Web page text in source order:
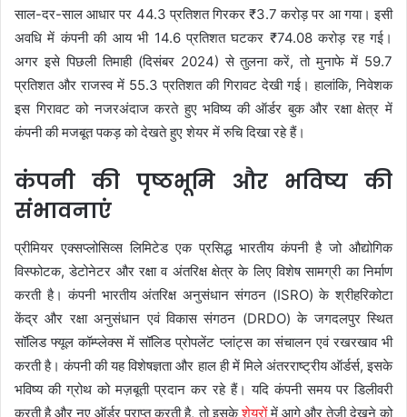
साल-दर-साल आधार पर 44.3 प्रतिशत गिरकर ₹3.7 करोड़ पर आ गया। इसी
अवधि में कंपनी की आय भी 14.6 प्रतिशत घटकर ₹74.08 करोड़ रह गई।
अगर इसे पिछली तिमाही (दिसंबर 2024) से तुलना करें, तो मुनाफे में 59.7
प्रतिशत और राजस्व में 55.3 प्रतिशत की गिरावट देखी गई। हालांकि, निवेशक
इस गिरावट को नजरअंदाज करते हुए भविष्य की ऑर्डर बुक और रक्षा क्षेत्र में
कंपनी की मजबूत पकड़ को देखते हुए शेयर में रुचि दिखा रहे हैं।
कंपनी की पृष्ठभूमि और भविष्य की
संभावनाएं
प्रीमियर एक्सप्लोसिव्स लिमिटेड एक प्रसिद्ध भारतीय कंपनी है जो औद्योगिक
विस्फोटक, डेटोनेटर और रक्षा व अंतरिक्ष क्षेत्र के लिए विशेष सामग्री का निर्माण
करती है। कंपनी भारतीय अंतरिक्ष अनुसंधान संगठन (ISRO) के श्रीहरिकोटा
केंद्र और रक्षा अनुसंधान एवं विकास संगठन (DRDO) के जगदलपुर स्थित
सॉलिड फ्यूल कॉम्प्लेक्स में सॉलिड प्रोपलेंट प्लांट्स का संचालन एवं रखरखाव भी
करती है। कंपनी की यह विशेषज्ञता और हाल ही में मिले अंतरराष्ट्रीय ऑर्डर्स, इसके
भविष्य की ग्रोथ को मज़बूती प्रदान कर रहे हैं। यदि कंपनी समय पर डिलीवरी
करती है और नए ऑर्डर प्राप्त करती है, तो इसकेशेयरोंमें आगे और तेजी देखने को